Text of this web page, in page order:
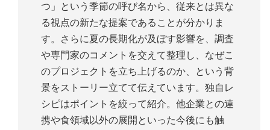
つ」という季節の呼び名から、従来とは異な
る視点の新たな提案であることが分かりま
す。さらに夏の長期化が及ぼす影響を、調査
や専門家のコメントを交えて整理し、なぜこ
のプロジェクトを立ち上げるのか、という背
景をストーリー立てて伝えています。独自レ
シピはポイントを絞って紹介。他企業との連
携や食領域以外の展開といった今後にも触